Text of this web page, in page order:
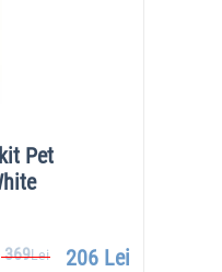
Pet
369Lei 206 Lei